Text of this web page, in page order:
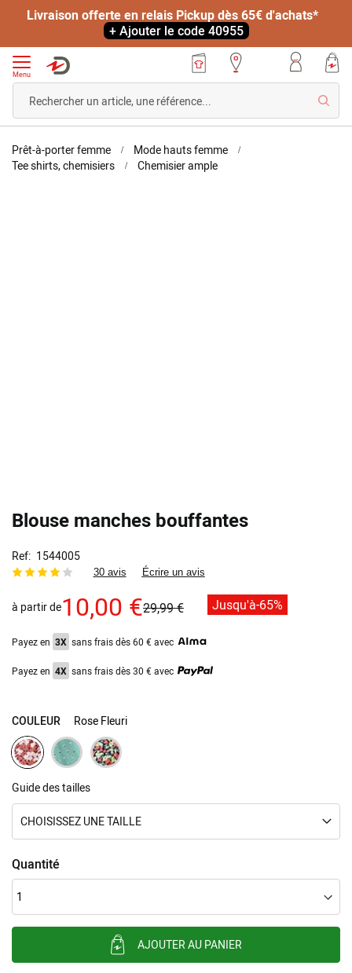
Livraison offerte en relais Pickup dès 65€ d'achats*
+ Ajouter le code 40955
Menu
Accueil
Prêt-à-porter femme
Mode hauts femme
Tee shirts, chemisiers
Chemisier ampleBlouse
Blouse manches bouffantes
Ref 1544005
30 avis Écrire un avis
à partir de10,00 €29,99 € Jusqu'à-65%
Payez en 3X sans frais dès 60 € avec
Payez en 4X sans frais dès 30 € avec
COULEUR Rose Fleuri
Guide des tailles
CHOISISSEZ UNE TAILLE
Quantité
AJOUTER AU PANIER